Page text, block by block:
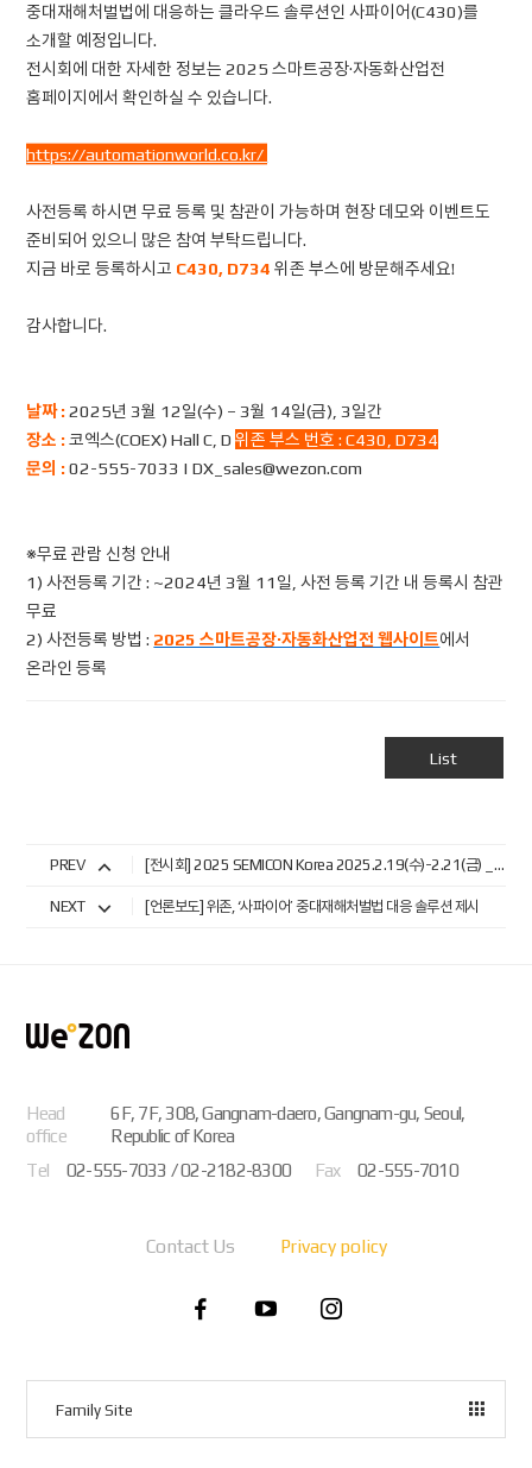
중대재해처벌법에 대응하는 클라우드 솔루션인 사파이어(C430)를
소개할 예정입니다.
전시회에 대한 자세한 정보는 2025 스마트공장·자동화산업전
홈페이지에서 확인하실 수 있습니다.
https://automationworld.co.kr/
사전등록 하시면 무료 등록 및 참관이 가능하며 현장 데모와 이벤트도
준비되어 있으니 많은 참여 부탁드립니다.
지금 바로 등록하시고 C430, D734 위존 부스에 방문해주세요!
감사합니다.
날짜:2025년 3월 12일(수) – 3월 14일(금), 3일간
장소 :코엑스(COEX) Hall C, D위존 부스 번호 : C430, D734
문의 :02-555-7033 | DX_sales@wezon.com
※무료 관람 신청 안내
1) 사전등록 기간 : ~2024년 3월 11일, 사전 등록 기간 내 등록시 참관
무료
2) 사전등록 방법 : 2025 스마트공장·자동화산업전 웹사이트에서
온라인 등록
List
PREV [전시회] 2025 SEMICON Korea 2025.2.19(수)-2.21(금) __ 코엑스(COEX - Hall A : A850)
NEXT [언론보도] 위존, ‘사파이어’ 중대재해처벌법 대응 솔루션 제시
Head
office
6F, 7F, 308, Gangnam-daero, Gangnam-gu, Seoul,
Republic of Korea
Tel
02-555-7033 / 02-2182-8300 Fax 02-555-7010
Contact Us Privacy policy
Family Site